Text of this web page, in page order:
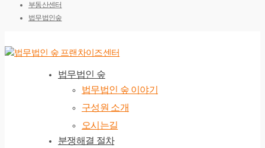
부동산센터
법무법인숲
법무법인 숲
법무법인 숲 이야기
구성원 소개
오시는길
분쟁해결 절차